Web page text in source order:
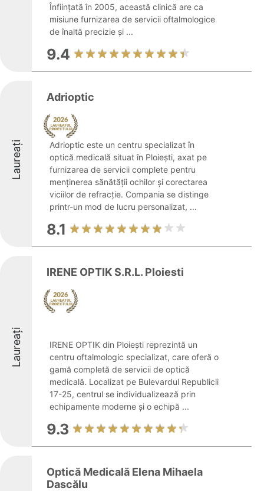
Înființată în 2005, această clinică are ca
misiune furnizarea de servicii oftalmologice
de înaltă precizie și ...
9.4
Laureați
Adrioptic
Adrioptic este un centru specializat în
optică medicală situat în Ploiești, axat pe
furnizarea de servicii complete pentru
menținerea sănătății ochilor și corectarea
viciilor de refracție. Compania se distinge
printr-un mod de lucru personalizat, ...
8.1
Laureați
IRENE OPTIK S.R.L. Ploiesti
IRENE OPTIK din Ploiești reprezintă un
centru oftalmologic specializat, care oferă o
gamă completă de servicii de optică
medicală. Localizat pe Bulevardul Republicii
17-25, centrul se individualizează prin
echipamente moderne și o echipă ...
9.3
Optică Medicală Elena Mihaela
Dascălu